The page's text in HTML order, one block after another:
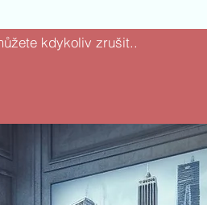
kdykoliv zrušit..